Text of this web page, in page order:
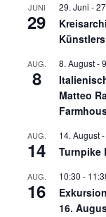
JUNI
29
29. Juni -
AUG.
8
8. August-
Matteo
AUG.
14
14. August-
Turnpike
AUG.
16
10:30 -
16.